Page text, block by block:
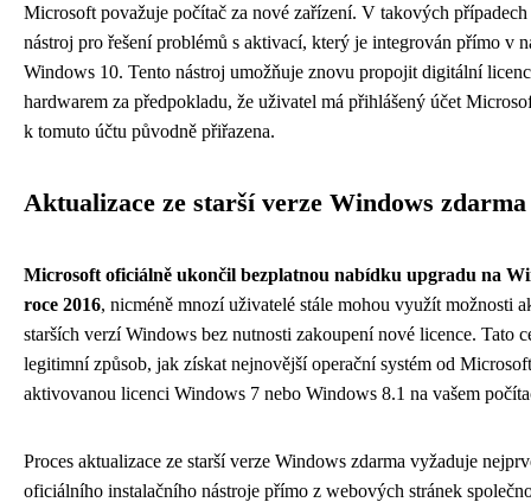
Microsoft považuje počítač za nové zařízení. V takových
nástroj pro řešení problémů s aktivací, který je integrován přímo v
Windows 10. Tento nástroj umožňuje znovu propojit digitální
hardwarem za předpokladu, že uživatel má přihlášený účet
k tomuto účtu původně přiřazena.
Aktualizace ze starší verze Windows zdarma
Microsoft oficiálně ukončil bezplatnou nabídku upgradu na
roce 2016, nicméně mnozí uživatelé stále mohou využít možnosti
starších verzí Windows bez nutnosti zakoupení nové licence. Tato
legitimní způsob, jak získat nejnovější operační systém od
aktivovanou licenci Windows 7 nebo Windows 8.1 na vašem
Proces aktualizace ze starší verze Windows zdarma vyžaduje
oficiálního instalačního nástroje přímo z webových stránek